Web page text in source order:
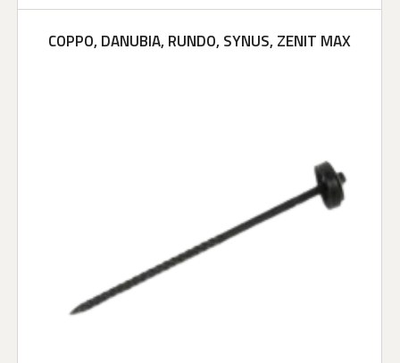
COPPO, DANUBIA, RUNDO, SYNUS, ZENIT MAX